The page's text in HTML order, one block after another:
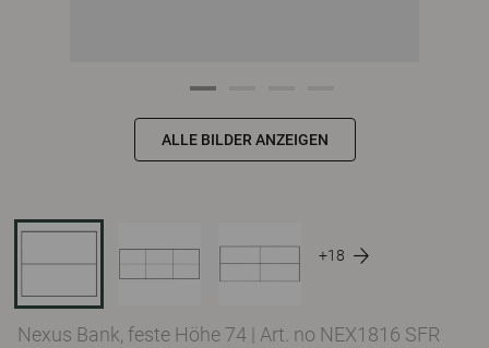
ALLE BILDER ANZEIGEN
+18
Nexus Bank, feste Höhe 74 | Art. no NEX1816 SFR